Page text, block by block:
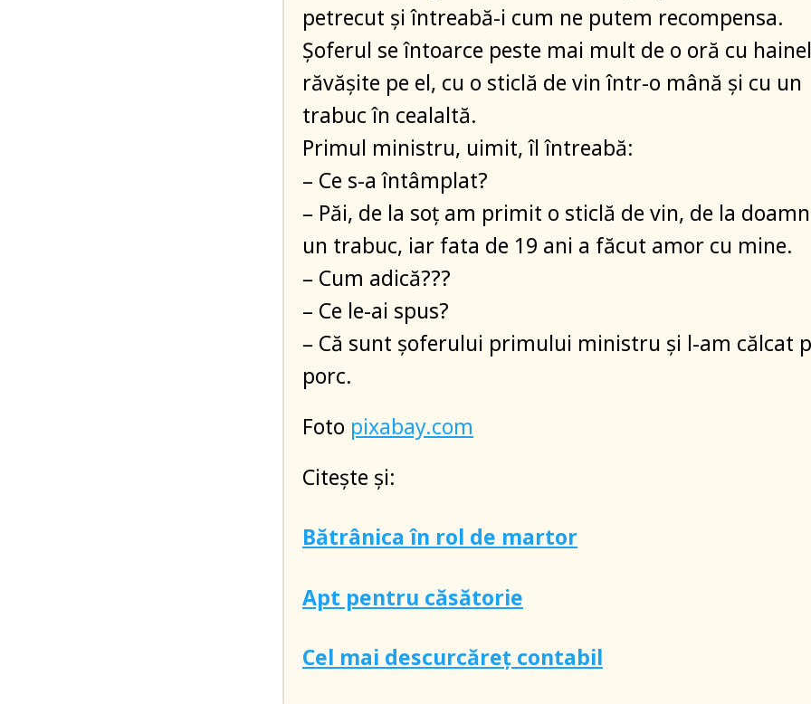
petrecut și întreabă-i cum ne putem recompensa.
Șoferul se întoarce peste mai mult de o oră cu
răvășite pe el, cu o sticlă de vin într-o mână și cu un
trabuc în cealaltă.
Primul ministru, uimit, îl întreabă:
– Ce s-a întâmplat?
– Păi, de la soț am primit o sticlă de vin, de la
un trabuc, iar fata de 19 ani a făcut amor cu mine.
– Cum adică???
– Ce le-ai spus?
– Că sunt șoferului primului ministru și l-am călcat
porc.
Foto pixabay.com
Citește și:
Bătrânica în rol de martor
Apt pentru căsătorie
Cel mai descurcăreț contabil